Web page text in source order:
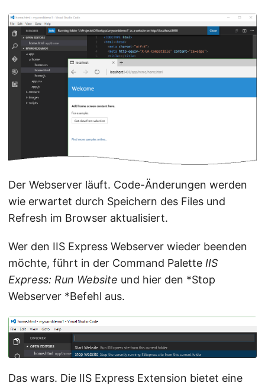
Der Webserver läuft. Code-Änderungen werden
wie erwartet durch Speichern des Files und
Refresh im Browser aktualisiert.
Wer den IIS Express Webserver wieder beenden
möchte, führt in der Command Palette IIS
Express: Run Website und hier den *Stop
Webserver *Befehl aus.
Das wars. Die IIS Express Extension bietet eine